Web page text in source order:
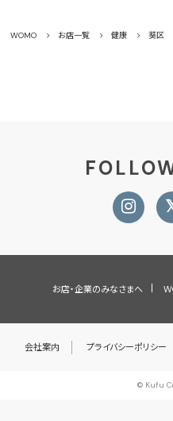
WOMO お店一覧 健康 葵区
お店・企業のみなさまへ
会社案内 プライバシーポリシー
© Kufu